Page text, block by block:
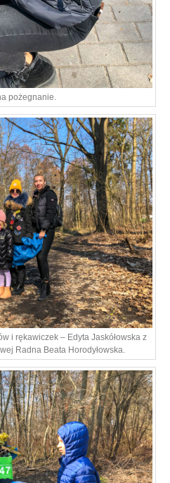
pożegnanie.
i rękawiczek – Edyta Jaskółowska z
Radna Beata Horodyłowska.